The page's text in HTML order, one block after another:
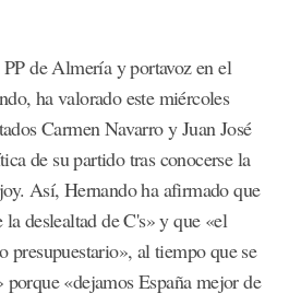
de Almería y portavoz en el
ha valorado este miércoles
Carmen Navarro y Juan José
de su partido tras conocerse la
Así, Hernando ha afirmado que
deslealtad de C's» y que «el
al tiempo que se
«dejamos España mejor de